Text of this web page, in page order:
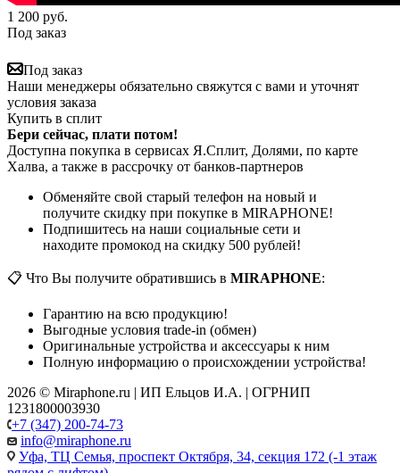
1 200 руб.
Под заказ
Под заказ
Наши менеджеры обязательно свяжутся с вами и уточнят
условия заказа
Купить в сплит
Бери сейчас, плати потом!
Доступна покупка в сервисах Я.Сплит, Долями, по карте
Халва, а также в рассрочку от банков-партнеров
Обменяйте свой старый телефон на новый и
получите скидку при покупке в MIRAPHONE!
Подпишитесь на наши социальные сети и
находите промокод на скидку 500 рублей!
📋 Что Вы получите обратившись в MIRAPHONE:
Гарантию на всю продукцию!
Выгодные условия trade-in (обмен)
Оригинальные устройства и аксессуары к ним
Полную информацию о происхождении устройства!
2026 © Miraphone.ru | ИП Ельцов И.А. | ОГРНИП
1231800003930
+7 (347) 200-74-73
info@miraphone.ru
Уфа, ТЦ Семья, проспект Октября, 34, секция 172 (-1 этаж